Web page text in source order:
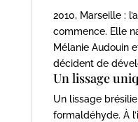
2010, Marseille :
commence. Elle
Mélanie Audouin
décident de
Un lissage
Un lissage
formaldéhyde. À